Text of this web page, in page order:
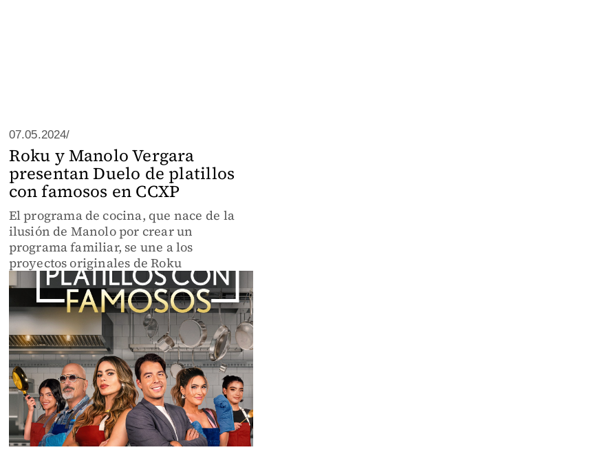
07.05.2024/
Roku y Manolo Vergara
presentan Duelo de platillos
con famosos en CCXP
El programa de cocina, que nace de la
ilusión de Manolo por crear un
programa familiar, se une a los
proyectos originales de Roku